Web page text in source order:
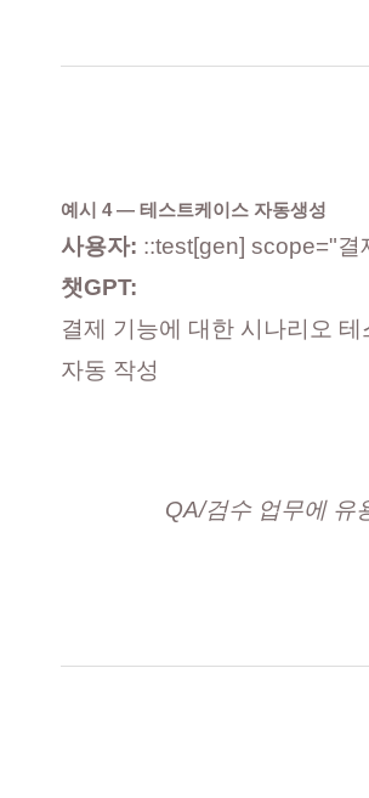
예시 4 — 테스트케이스 자동생성
사용자: ::test[gen] scope="결
챗GPT:
결제 기능에 대한 시나리오 테
자동 작성
QA/검수 업무에 유